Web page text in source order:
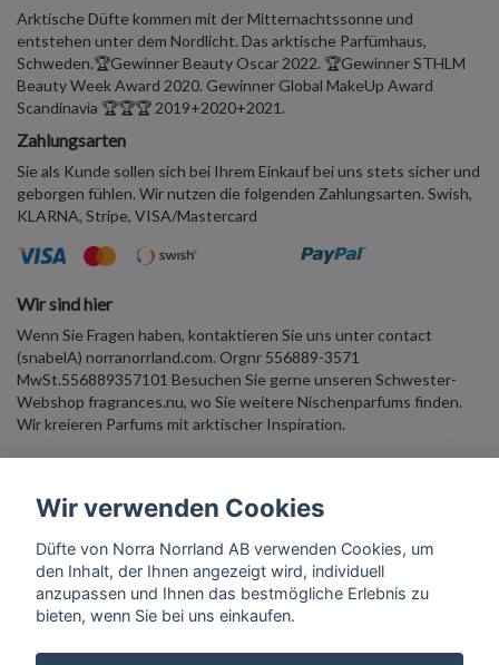
Arktische Düfte kommen mit der Mitternachtssonne und
entstehen unter dem Nordlicht. Das arktische Parfümhaus,
Schweden.🏆Gewinner Beauty Oscar 2022. 🏆Gewinner STHLM
Beauty Week Award 2020. Gewinner Global MakeUp Award
Scandinavia 🏆🏆🏆 2019+2020+2021.
Zahlungsarten
Sie als Kunde sollen sich bei Ihrem Einkauf bei uns stets sicher und
geborgen fühlen. Wir nutzen die folgenden Zahlungsarten. Swish,
KLARNA, Stripe, VISA/Mastercard
Wir sind hier
Wenn Sie Fragen haben, kontaktieren Sie uns unter contact
(snabelA) norranorrland.com. Orgnr 556889-3571
MwSt.556889357101 Besuchen Sie gerne unseren Schwester-
Webshop fragrances.nu, wo Sie weitere Nischenparfums finden.
Wir kreieren Parfums mit arktischer Inspiration.
Duftender Newsletter Geben Sie Ihre E-Mail-Adresse ein und
erhalten Sie 10 % Rabatt auf einen Willkommenskauf. Begleiten Sie
uns in die arktische Parfümwelt!
Wir verwenden Cookies
Düfte von Norra Norrland AB verwenden Cookies, um
den Inhalt, der Ihnen angezeigt wird, individuell
anzupassen und Ihnen das bestmögliche Erlebnis zu
bieten, wenn Sie bei uns einkaufen.